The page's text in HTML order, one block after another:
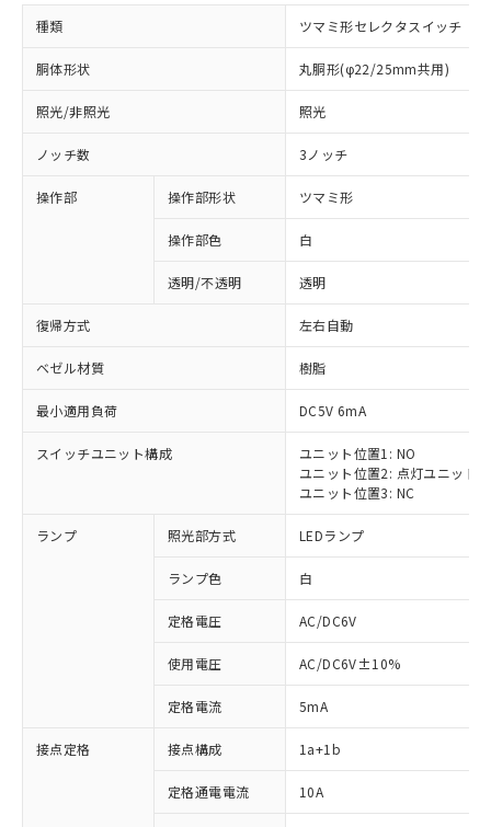
種類 ツマミ形セレクタスイッチ
胴体形状 丸胴形(φ22/25mm共用)
照光/非照光 照光
ノッチ数 3ノッチ
操作部 操作部形状 ツマミ形
操作部色 白
透明/不透明 透明
復帰方式 左右自動
ベゼル材質 樹脂
最小適用負荷 DC5V 6mA
スイッチユニット構成
ユニット位置1: NO
ユニット位置2: 点灯ユニット
ユニット位置3: NC
ランプ 照光部方式 LEDランプ
ランプ色 白
定格電圧 AC/DC6V
使用電圧 AC/DC6V±10%
定格電流 5mA
接点定格 接点構成 1a+1b
定格通電電流 10A
ご利用条件
以下の条件をお読みいただき、同意のうえ
※1 対応状況
対応済み：EU RoHS指令（10物質）の
対応予定：EU RoHS指令（10物質）の非含
商品です。
対応予定なし：EU RoHS指令（10物質）の
非含有に非対応の商品で、対応品を出す予